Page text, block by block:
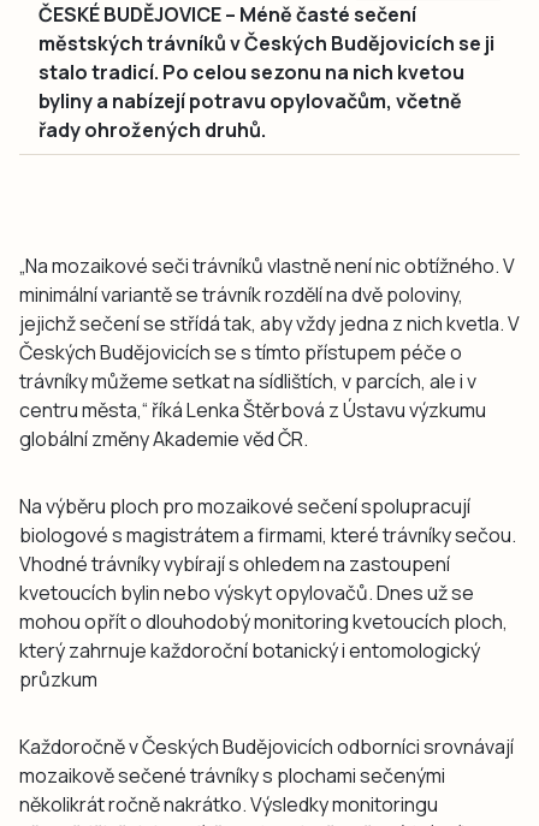
ČESKÉ BUDĚJOVICE – Méně časté sečení
městských trávníků v Českých Budějovicích se ji
stalo tradicí. Po celou sezonu na nich kvetou
byliny a nabízejí potravu opylovačům, včetně
řady ohrožených druhů.
„Na mozaikové seči trávníků vlastně není nic obtížného. V
minimální variantě se trávník rozdělí na dvě poloviny,
jejichž sečení se střídá tak, aby vždy jedna z nich kvetla. V
Českých Budějovicích se s tímto přístupem péče o
trávníky můžeme setkat na sídlištích, v parcích, ale i v
centru města,“ říká Lenka Štěrbová z Ústavu výzkumu
globální změny Akademie věd ČR.
Na výběru ploch pro mozaikové sečení spolupracují
biologové s magistrátem a firmami, které trávníky sečou.
Vhodné trávníky vybírají s ohledem na zastoupení
kvetoucích bylin nebo výskyt opylovačů. Dnes už se
mohou opřít o dlouhodobý monitoring kvetoucích ploch,
který zahrnuje každoroční botanický i entomologický
průzkum
Každoročně v Českých Budějovicích odborníci srovnávají
mozaikově sečené trávníky s plochami sečenými
několikrát ročně nakrátko. Výsledky monitoringu